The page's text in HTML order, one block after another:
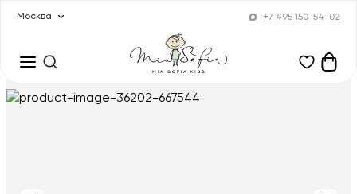
Москва +7 495 150-54-02